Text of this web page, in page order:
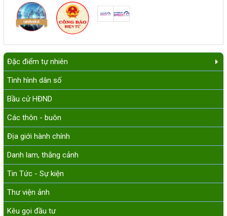
Đặc điểm tự nhiên
Tình hình dân số
Bầu cử HĐND
Các thôn - buôn
Địa giới hành chính
Danh lam, thắng cảnh
Tin Tức - Sự kiện
Thư viện ảnh
Kêu gọi đầu tư